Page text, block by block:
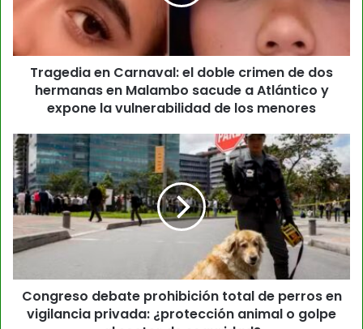
Tragedia en Carnaval: el doble crimen de dos
hermanas en Malambo sacude a Atlántico y
expone la vulnerabilidad de los menores
Congreso debate prohibición total de perros en
vigilancia privada: ¿protección animal o golpe